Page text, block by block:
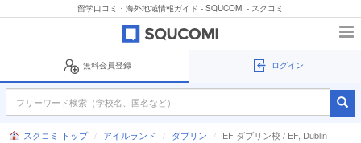
留学口コミ・海外地域情報ガイド - SQUCOMI - スクコミ
無料会員登録 ログイン
スクコミ トップ アイルランド ダブリン EF ダブリン校 / EF, Dublin